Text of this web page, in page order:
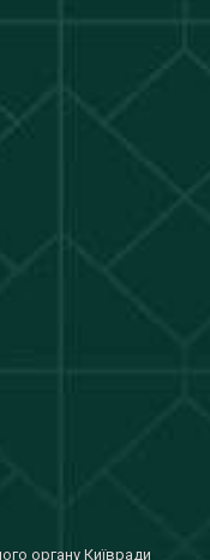
органу Київради